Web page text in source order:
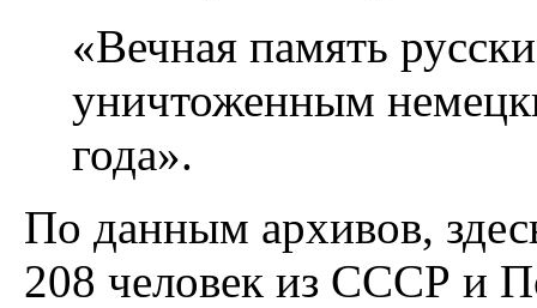
«Вечная память
уничтоженным
года».
По данным архивов,
208 человек из СССР и